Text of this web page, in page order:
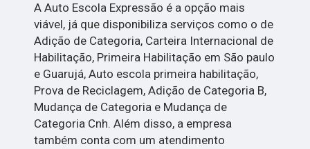
A Auto Escola Expressão é a opção mais
viável, já que disponibiliza serviços como o de
Adição de Categoria, Carteira Internacional de
Habilitação, Primeira Habilitação em São paulo
e Guarujá, Auto escola primeira habilitação,
Prova de Reciclagem, Adição de Categoria B,
Mudança de Categoria e Mudança de
Categoria Cnh. Além disso, a empresa
também conta com um atendimento